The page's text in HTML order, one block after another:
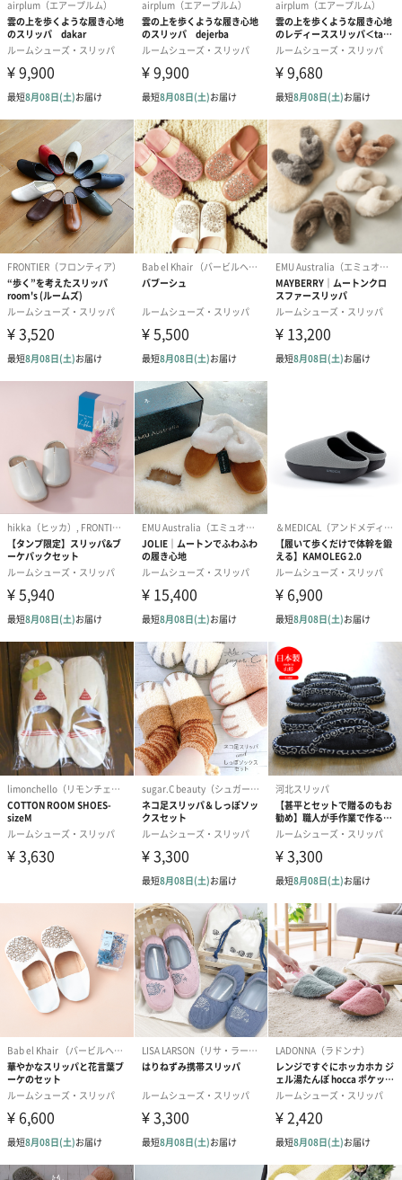
3つの特徴
特許製法「ムースソール」
独自の新しい発泡ポリウレタンソールの生産工程を開発し、独占
特許を取得しています。
衝撃吸収特性があり、スポーツをした後のリラックス効果や、関
節炎などに苦しむ人達の関節の緊張の軽減を促します。
メモリーフォーム
つま先からかかとに至るまでソール全体が屈曲性に優れており、
どんな足の動きにも快適にフィットします。
お家だけでなく、オフィス、長距離のフライト、出張、旅行など
にも便利です。
ウォッシャブルルームシューズ
エアープルムは30℃以下の水で手洗いでの洗濯が可能です。
いつも清潔で快適な状態で履き続けることが可能です。
選べるサイズ
サイズは37（～約23.5cm）もしくは39（～約24.5cm）からお選
びいただけます。
足元に贅沢な贈りものを
新築祝い、クリスマス、母の日、父の日、お見舞いなど、自分で
はなかなか買えない高級スリッパは贈り物に最適です。
足元から贅沢なくつろぎをプレゼントしましょう。
airplum（エアープルム）
フランスペリゴール州産の新感覚ルームシューズ。
SODOPAC社は熟練した職人による信頼・良品質・イノベーション
を目標に、フランスのドルドーニェ県で全てを生産しています。
コンフォート感そしてウェルビーイング(幸福)感をお客様に感じて
頂ける様努力しています。
伝統的なフランス・スリッパとインナー・シューズの生産ノウハ
ウの維持はもちろん、新しい素材を取り入れるイノベーションに
も重点をおいています。